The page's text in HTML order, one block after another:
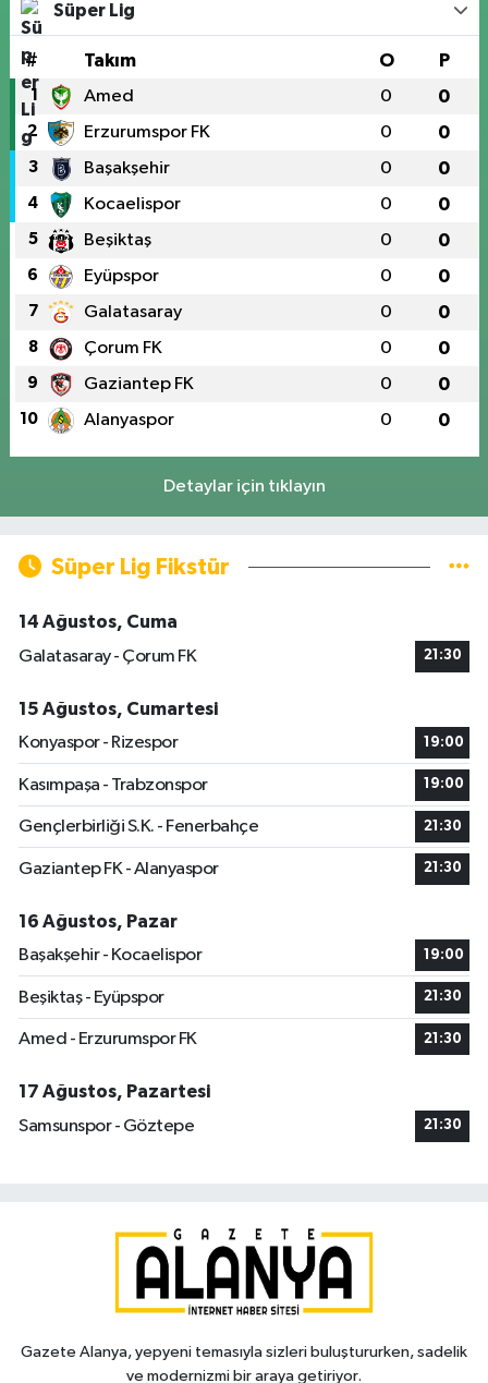
Süper Lig
# Takım O P
1 Amed 0 0
2 Erzurumspor FK 0 0
3 Başakşehir 0 0
4 Kocaelispor 0 0
5 Beşiktaş 0 0
6 Eyüpspor 0 0
7 Galatasaray 0 0
8 Çorum FK 0 0
9 Gaziantep FK 0 0
10 Alanyaspor 0 0
Detaylar için tıklayın
Süper Lig Fikstür
14 Ağustos, Cuma
Galatasaray - Çorum FK
21:30
15 Ağustos, Cumartesi
Konyaspor - Rizespor
19:00
Kasımpaşa - Trabzonspor 19:00
Gençlerbirliği S.K. - Fenerbahçe 21:30
Gaziantep FK - Alanyaspor 21:30
16 Ağustos, Pazar
Başakşehir - Kocaelispor
19:00
Beşiktaş - Eyüpspor 21:30
Amed - Erzurumspor FK 21:30
17 Ağustos, Pazartesi
Samsunspor - Göztepe
21:30
Gazete Alanya, yepyeni temasıyla sizleri buluştururken, sadelik
ve modernizmi bir araya getiriyor.